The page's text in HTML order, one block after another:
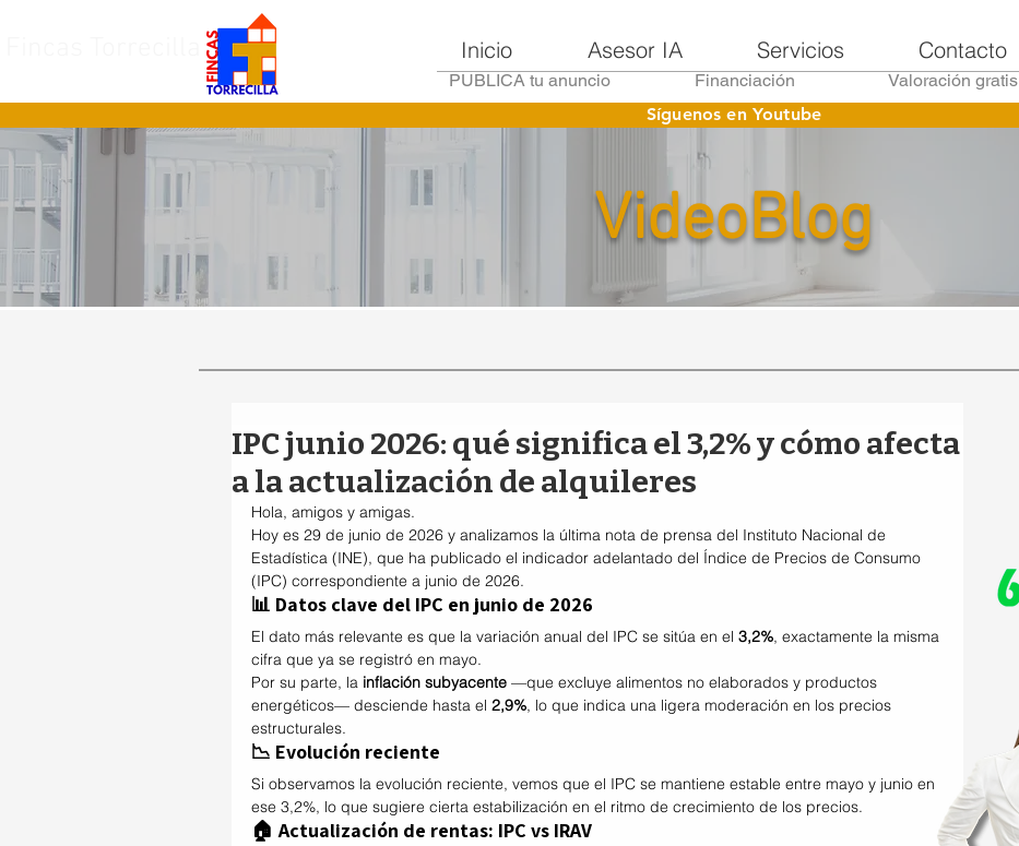
Inicio Asesor IA Servicios Contacto
PUBLICA tu anuncio Financiación
Valoración gratis
Síguenos en Youtube
VideoBlog
IPC junio 2026: qué significa el 3,2% y cómo afecta
a la actualización de alquileres
Hola, amigos y amigas.
Hoy es 29 de junio de 2026 y analizamos la última nota de prensa del Instituto Nacional de
Estadística (INE), que ha publicado el indicador adelantado del Índice de Precios de Consumo
(IPC) correspondiente a junio de 2026.
📊 Datos clave del IPC en junio de 2026
El dato más relevante es que la variación anual del IPC se sitúa en el 3,2%, exactamente la misma
cifra que ya se registró en mayo.
Por su parte, la inflación subyacente —que excluye alimentos no elaborados y productos
energéticos— desciende hasta el 2,9%, lo que indica una ligera moderación en los precios
estructurales.
📉 Evolución reciente
Si observamos la evolución reciente, vemos que el IPC se mantiene estable entre mayo y junio en
ese 3,2%, lo que sugiere cierta estabilización en el ritmo de crecimiento de los precios.
🏠 Actualización de rentas: IPC vs IRAV